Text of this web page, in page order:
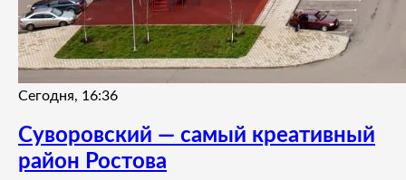
Сегодня, 16:36
Суворовский — самый креативный
район Ростова